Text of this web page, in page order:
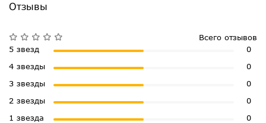
Отзывы
Всего отзывов
5 звезд
0
4 звезды
0
3 звезды
0
2 звезды
0
1 звезда
0